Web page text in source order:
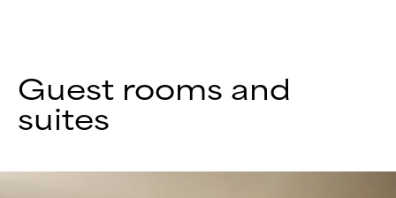
Guest rooms and
suites